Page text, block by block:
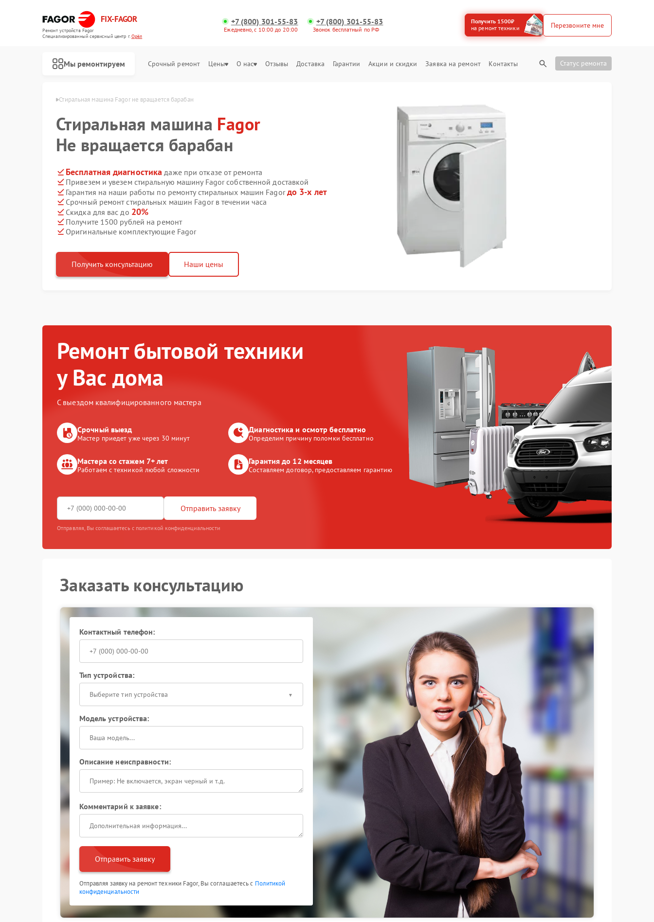
FIX-FAGOR
Ремонт устройств Fagor
Специализированный cервисный центр г.Орёл
+7 (800) 301-55-83
Ежедневно, с 10:00 до 20:00
+7 (800) 301-55-83
Звонок бесплатный по РФ
Получить 1500₽
на ремонт техники
Перезвоните мне
Мы ремонтируем Срочный ремонт Цены О нас Отзывы Доставка Гарантии Акции и скидки Заявка на ремонт Контакты Статус ремонта
Fagor в Орле Стиральная машина Fagor не вращается барабан
Стиральная машина Fagor
Не вращается барабан
Бесплатная диагностика даже при отказе от ремонта
Привезем и увезем стиральную машину Fagor собственной доставкой
Гарантия на наши работы по ремонту стиральных машин Fagorдо 3-х лет
Срочный ремонт стиральных машин Fagor в течении часа
Скидка для вас до 20%
Получите 1500 рублей на ремонт
Оригинальные комплектующие Fagor
Получить консультацию Наши цены
Ремонт бытовой техники
у Вас дома
С выездом квалифицированного мастера
Срочный выезд
Мастер приедет уже через 30 минут
Диагностика и осмотр бесплатно
Определим причину поломки бесплатно
Мастера со стажем 7+ лет
Работаем с техникой любой сложности
Гарантия до 12 месяцев
Составляем договор, предоставляем гарантию
Отправить заявку
Отправляя, Вы соглашаетесь с политикой конфиденциальности
Заказать консультацию
Контактный телефон:
Тип устройства:
Выберите тип устройства
Модель устройства:
Описание неисправности:
Комментарий к заявке:
Отправить заявку
Отправляя заявку на ремонт техники Fagor, Вы соглашаетесь с Политикой
конфиденциальности